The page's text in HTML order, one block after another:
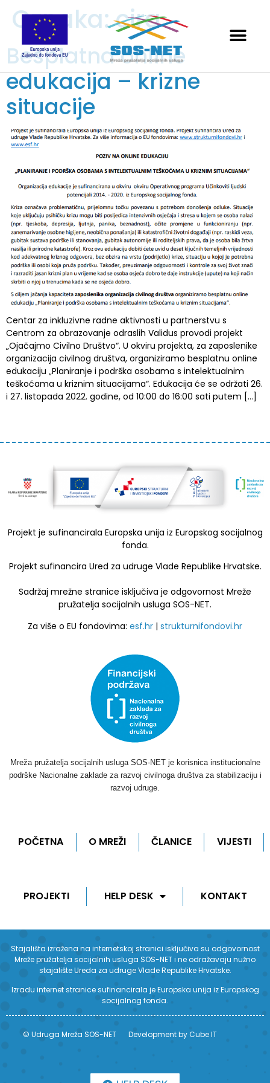
Oznaka:cira
Besplatna online
edukacija – krizne
situacije
Centar za inkluzivne radne aktivnosti u partnerstvu s
Centrom za obrazovanje odraslih Validus provodi projekt
„Ojačajmo Civilno Društvo“. U okviru projekta, za zaposlenike
organizacija civilnog društva, organiziramo besplatnu online
edukaciju „Planiranje i podrška osobama s intelektualnim
teškoćama u kriznim situacijama“. Edukacija će se održati 26.
i 27. listopada 2022. godine, od 10:00 do 16:00 sati putem […]
Projekt je sufinancirala Europska unija iz Europskog socijalnog
fonda.
Projekt sufinancira Ured za udruge Vlade Republike Hrvatske.
Sadržaj mrežne stranice isključiva je odgovornost Mreže
pružatelja socijalnih usluga SOS-NET.
Za više o EU fondovima: esf.hr | strukturnifondovi.hr
Mreža pružatelja socijalnih usluga SOS-NET je korisnica institucionalne
podrške Nacionalne zaklade za razvoj civilnoga društva za stabilizaciju i
razvoj udruge.
POČETNA O MREŽI ČLANICE VIJESTI
PROJEKTI HELP DESK KONTAKT
Stajališta izražena na internetskoj stranici isključiva su odgovornost
Mreže pružatelja socijalnih usluga SOS-NET i ne odražavaju nužno
stajalište Ureda za udruge Vlade Republike Hrvatske.
Izradu internet stranice sufinancirala je Europska unija iz Europskog
socijalnog fonda.
© Udruga Mreža SOS-NET Development by Cube IT